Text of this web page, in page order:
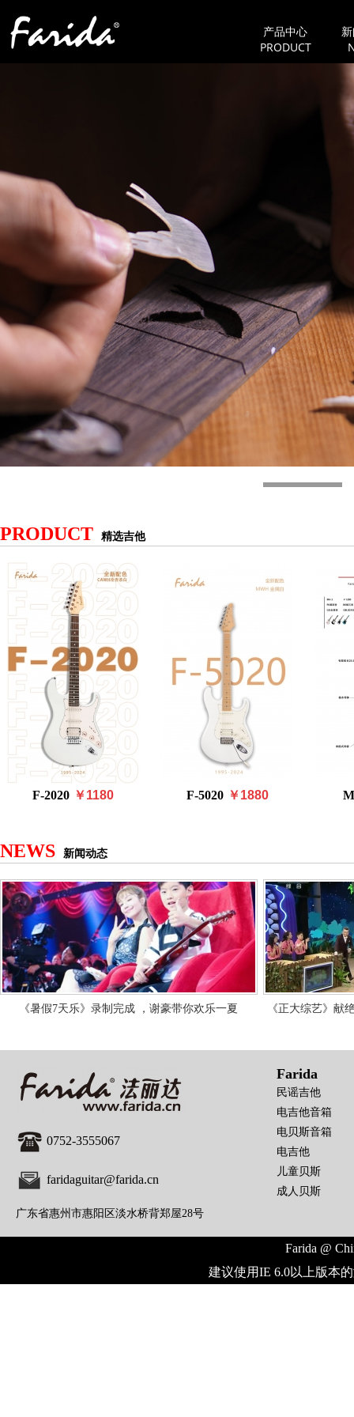
产品中心
PRODUCT
PRODUCT 精选吉他
F-2020 ￥1180 F-5020 ￥1880
NEWS 新闻动态
《暑假7天乐》录制完成 ，谢豪带你欢乐一夏 《正大综艺》献
0752-3555067
faridaguitar@farida.cn
广东省惠州市惠阳区淡水桥背郑屋28号
Farida
民谣吉他
电吉他音箱
电贝斯音箱
电吉他
儿童贝斯
成人贝斯
Farida @
建议使用IE 6.0以上版本